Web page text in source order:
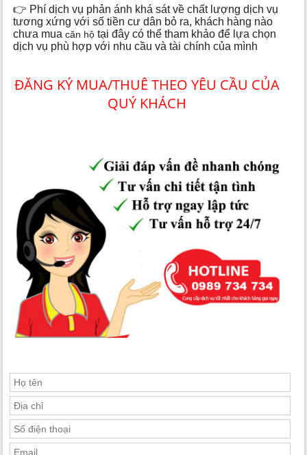
👉 Phí dịch vụ phản ánh khá sát về chất lượng dịch vụ
tương xứng với số tiền cư dân bỏ ra, khách hàng nào
chưa muacăn hộ tại đây có thể tham khảo để lựa chọn
dịch vụ phù hợp với nhu cầu và tài chính của mình
ĐĂNG KÝ MUA/THUÊ THEO YÊU CẦU CỦA
QUÝ KHÁCH